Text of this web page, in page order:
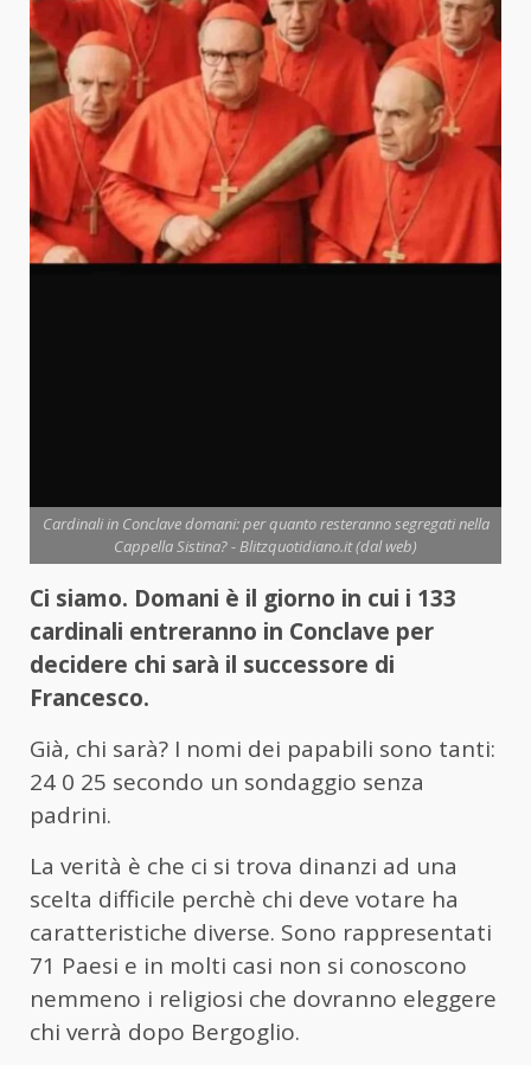
Cardinali in Conclave domani: per quanto resteranno segregati nella
Cappella Sistina? - Blitzquotidiano.it (dal web)
Ci siamo. Domani è il giorno in cui i 133
cardinali entreranno in Conclave per
decidere chi sarà il successore di
Francesco.
Già, chi sarà? I nomi dei papabili sono tanti:
24 0 25 secondo un sondaggio senza
padrini.
La verità è che ci si trova dinanzi ad una
scelta difficile perchè chi deve votare ha
caratteristiche diverse. Sono rappresentati
71 Paesi e in molti casi non si conoscono
nemmeno i religiosi che dovranno eleggere
chi verrà dopo Bergoglio.